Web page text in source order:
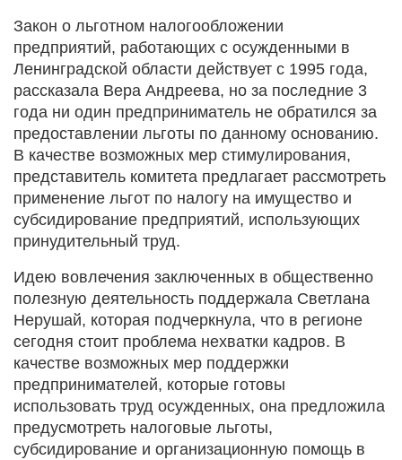
Закон о льготном налогообложении
предприятий, работающих с осужденными в
Ленинградской области действует с 1995 года,
рассказала Вера Андреева, но за последние 3
года ни один предприниматель не обратился за
предоставлении льготы по данному основанию.
В качестве возможных мер стимулирования,
представитель комитета предлагает рассмотреть
применение льгот по налогу на имущество и
субсидирование предприятий, использующих
принудительный труд.
Идею вовлечения заключенных в общественно
полезную деятельность поддержала Светлана
Нерушай, которая подчеркнула, что в регионе
сегодня стоит проблема нехватки кадров. В
качестве возможных мер поддержки
предпринимателей, которые готовы
использовать труд осужденных, она предложила
предусмотреть налоговые льготы,
субсидирование и организационную помощь в